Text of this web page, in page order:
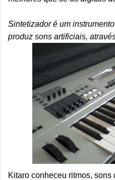
Sintetizador é um
produz sons artificiais,
Kitaro conheceu ritmos,